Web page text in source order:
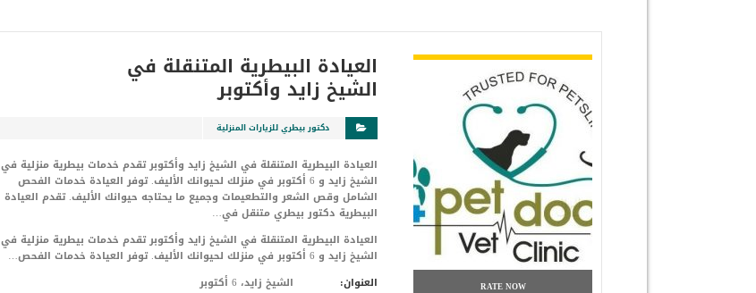
شاهد التفاصيل
RATE NOW
العيادة البيطرية المتنقلة في
الشيخ زايد وأكتوبر
دكتور بيطري للزيارات المنزلية
العيادة البيطرية المتنقلة في الشيخ زايد وأكتوبر تقدم خدمات بيطرية منزلية في
الشيخ زايد و 6 أكتوبر في منزلك لحيوانك الأليف. توفر العيادة خدمات الفحص
الشامل وقص الشعر والتطعيمات وجميع ما يحتاجه حيوانك الأليف. تقدم العيادة
البيطرية دكتور بيطري متنقل في…
العيادة البيطرية المتنقلة في الشيخ زايد وأكتوبر تقدم خدمات بيطرية منزلية في
الشيخ زايد و 6 أكتوبر في منزلك لحيوانك الأليف. توفر العيادة خدمات الفحص…
العنوان:
الشيخ زايد، 6 أكتوبر